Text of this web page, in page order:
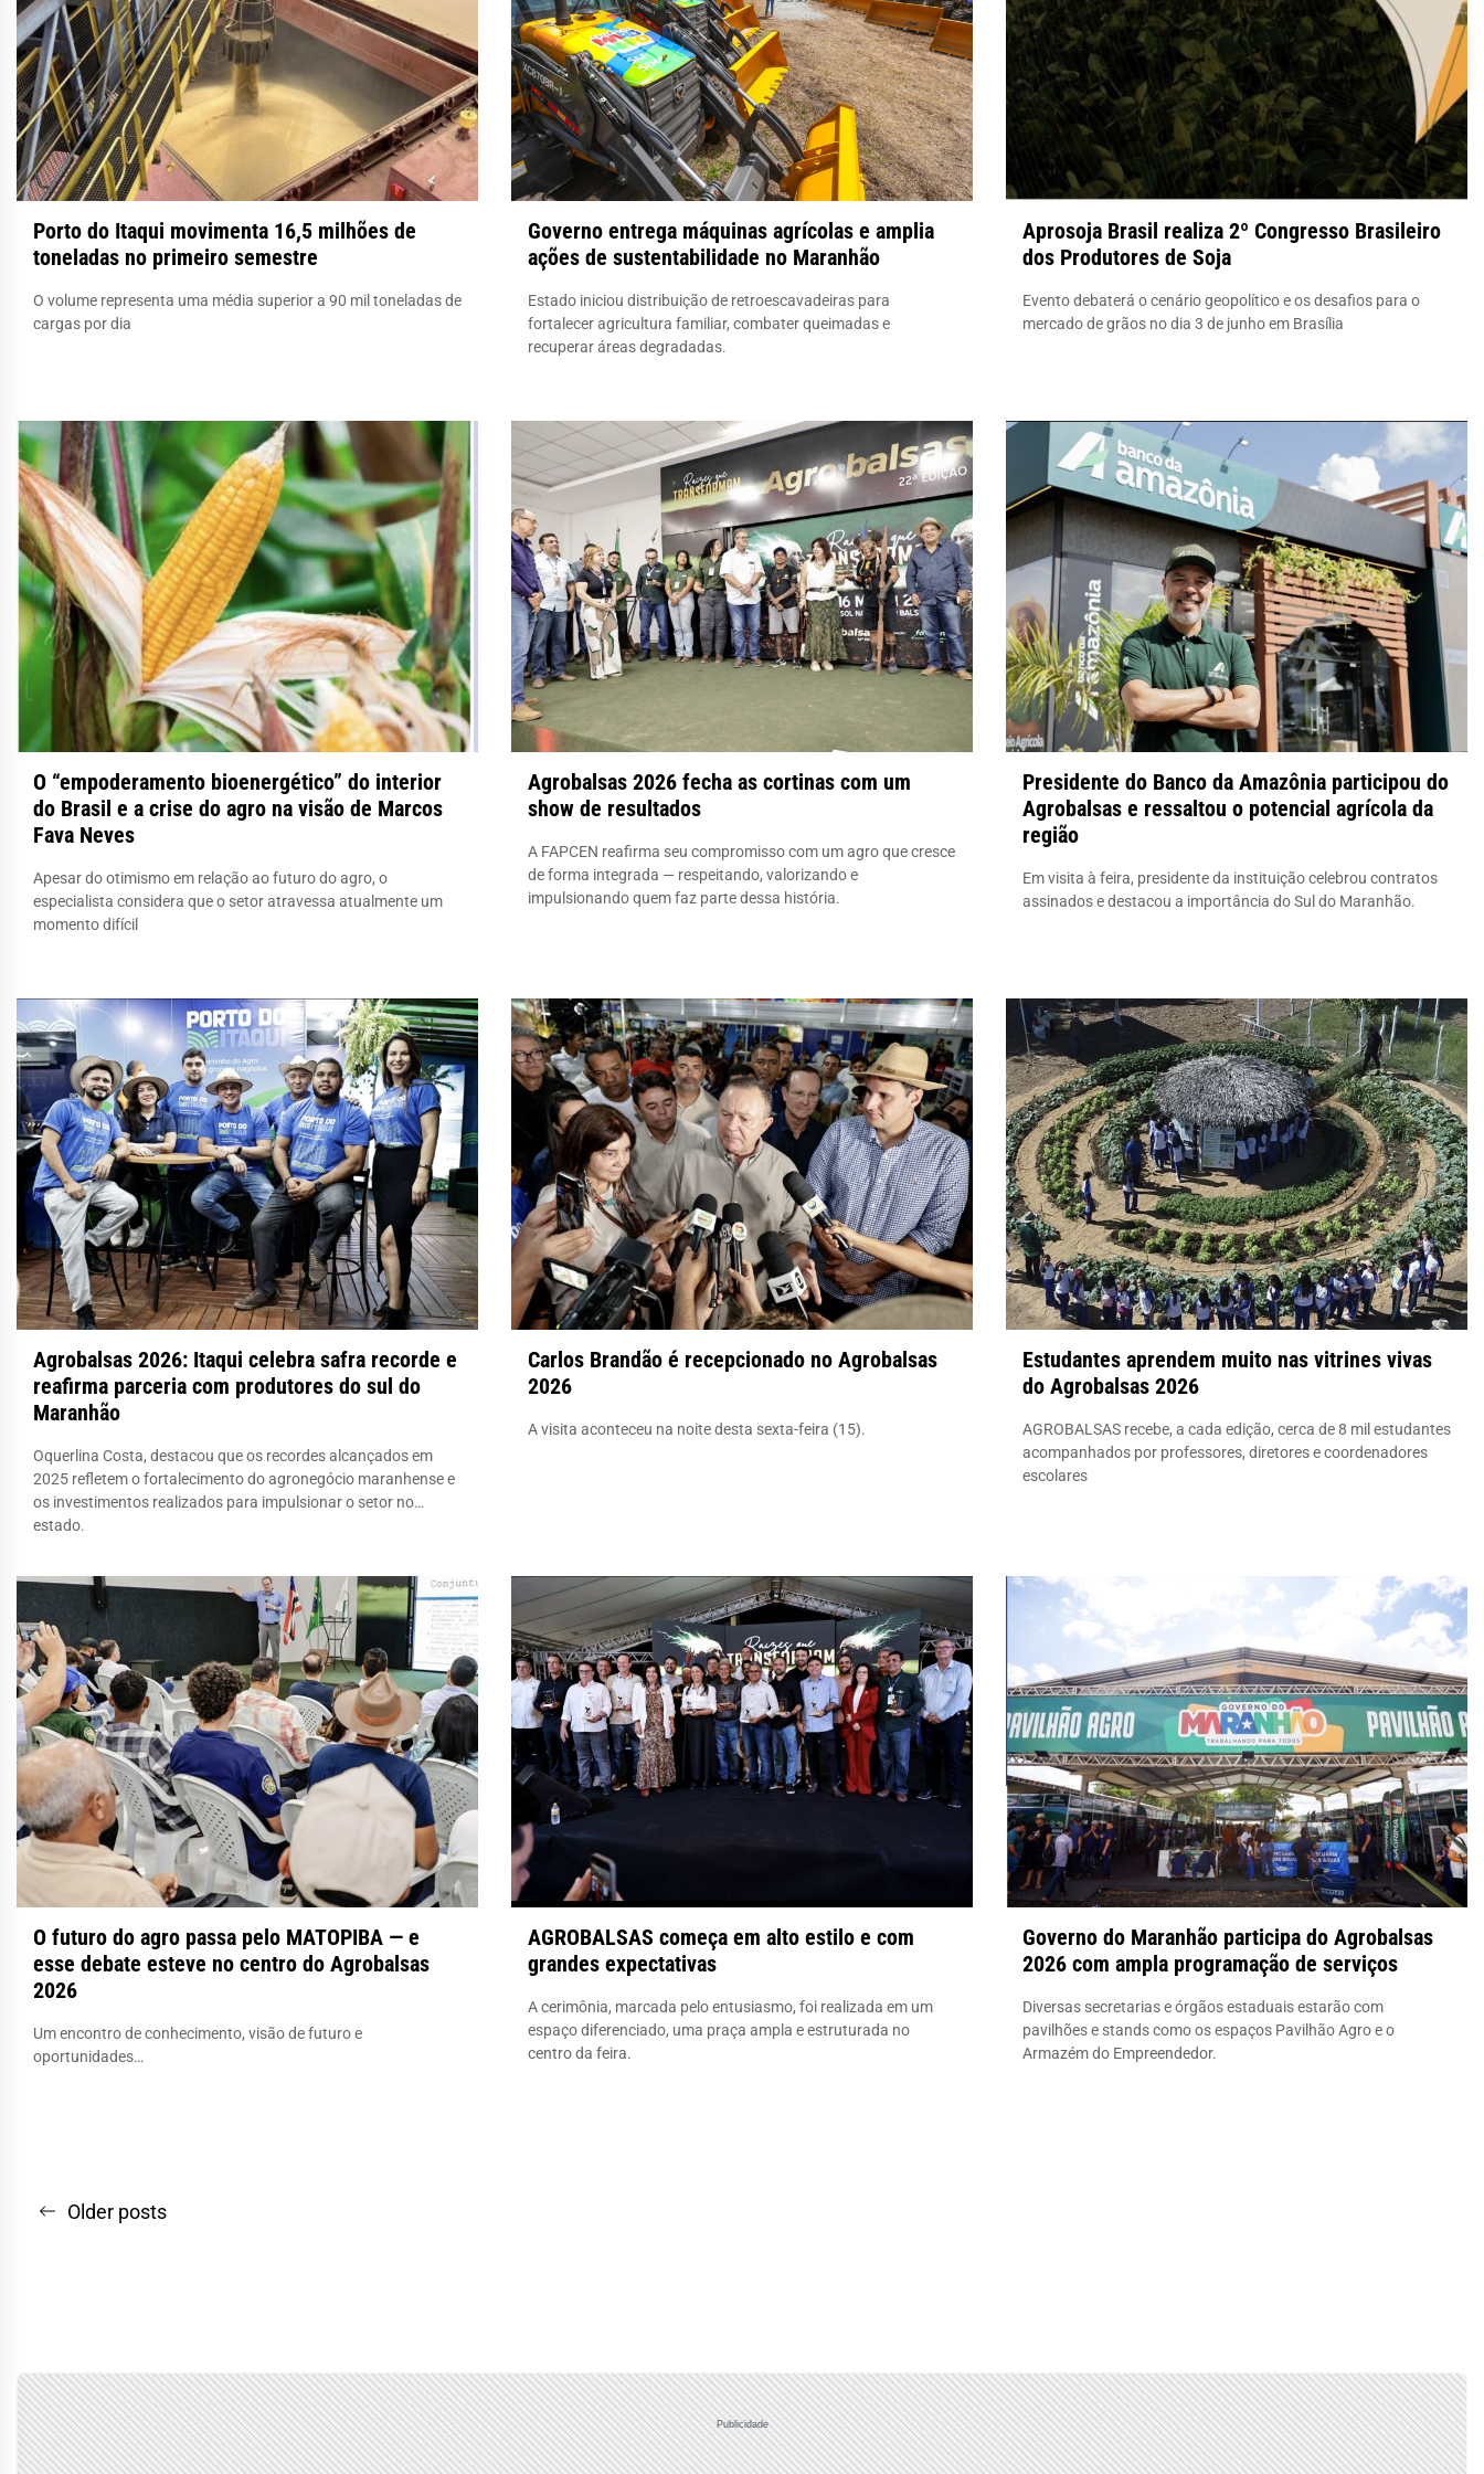
Porto do Itaqui movimenta 16,5 milhões de
toneladas no primeiro semestre
O volume representa uma média superior a 90 mil toneladas de
cargas por dia
Governo entrega máquinas agrícolas e amplia
ações de sustentabilidade no Maranhão
Estado iniciou distribuição de retroescavadeiras para
fortalecer agricultura familiar, combater queimadas e
recuperar áreas degradadas.
Aprosoja Brasil realiza 2º Congresso Brasileiro
dos Produtores de Soja
Evento debaterá o cenário geopolítico e os desafios para o
mercado de grãos no dia 3 de junho em Brasília
O “empoderamento bioenergético” do interior
do Brasil e a crise do agro na visão de Marcos
Fava Neves
Apesar do otimismo em relação ao futuro do agro, o
especialista considera que o setor atravessa atualmente um
momento difícil
Agrobalsas 2026 fecha as cortinas com um
show de resultados
A FAPCEN reafirma seu compromisso com um agro que cresce
de forma integrada — respeitando, valorizando e
impulsionando quem faz parte dessa história.
Presidente do Banco da Amazônia participou do
Agrobalsas e ressaltou o potencial agrícola da
região
Em visita à feira, presidente da instituição celebrou contratos
assinados e destacou a importância do Sul do Maranhão.
Agrobalsas 2026: Itaqui celebra safra recorde e
reafirma parceria com produtores do sul do
Maranhão
Oquerlina Costa, destacou que os recordes alcançados em
2025 refletem o fortalecimento do agronegócio maranhense e
os investimentos realizados para impulsionar o setor no
estado.
Carlos Brandão é recepcionado no Agrobalsas
2026
A visita aconteceu na noite desta sexta-feira (15).
Estudantes aprendem muito nas vitrines vivas
do Agrobalsas 2026
AGROBALSAS recebe, a cada edição, cerca de 8 mil estudantes
acompanhados por professores, diretores e coordenadores
escolares
O futuro do agro passa pelo MATOPIBA — e
esse debate esteve no centro do Agrobalsas
2026
Um encontro de conhecimento, visão de futuro e
oportunidades…
AGROBALSAS começa em alto estilo e com
grandes expectativas
A cerimônia, marcada pelo entusiasmo, foi realizada em um
espaço diferenciado, uma praça ampla e estruturada no
centro da feira.
Governo do Maranhão participa do Agrobalsas
2026 com ampla programação de serviços
Diversas secretarias e órgãos estaduais estarão com
pavilhões e stands como os espaços Pavilhão Agro e o
Armazém do Empreendedor.
Navegação
Older posts
Publicidade